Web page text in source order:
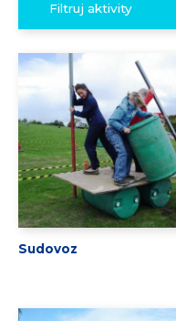
Filtruj aktivity
Sudovoz